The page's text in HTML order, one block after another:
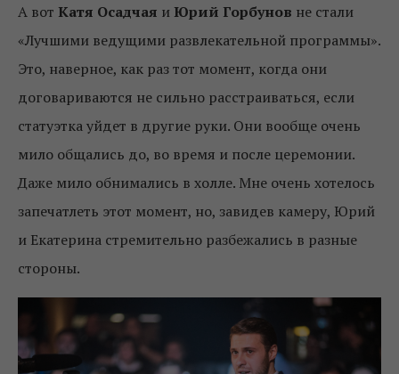
А вот Катя Осадчая и Юрий Горбунов не стали
«Лучшими ведущими развлекательной программы».
Это, наверное, как раз тот момент, когда они
договариваются не сильно расстраиваться, если
статуэтка уйдет в другие руки. Они вообще очень
мило общались до, во время и после церемонии.
Даже мило обнимались в холле. Мне очень хотелось
запечатлеть этот момент, но, завидев камеру, Юрий
и Екатерина стремительно разбежались в разные
стороны.